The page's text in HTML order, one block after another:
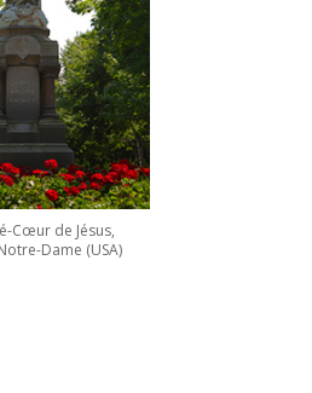
Cœur de Jésus,
Dame (USA)